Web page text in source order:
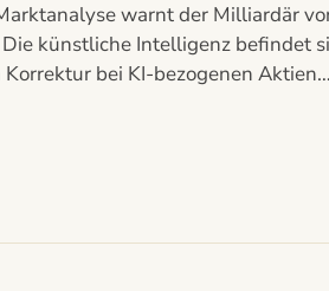
warnt der Milliardär
künstliche Intelligenz befindet
bei KI-bezogenen Aktien…